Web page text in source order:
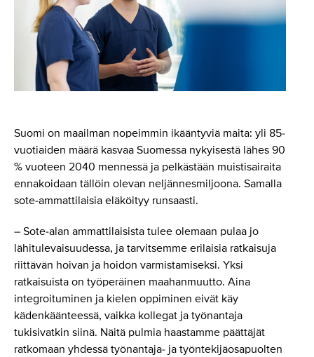
Suomi on maailman nopeimmin ikääntyviä maita: yli 85-
vuotiaiden määrä kasvaa Suomessa nykyisestä lähes 90
% vuoteen 2040 mennessä ja pelkästään muistisairaita
ennakoidaan tällöin olevan neljännesmiljoona. Samalla
sote-ammattilaisia eläköityy runsaasti.
– Sote-alan ammattilaisista tulee olemaan pulaa jo
lähitulevaisuudessa, ja tarvitsemme erilaisia ratkaisuja
riittävän hoivan ja hoidon varmistamiseksi. Yksi
ratkaisuista on työperäinen maahanmuutto. Aina
integroituminen ja kielen oppiminen eivät käy
kädenkäänteessä, vaikka kollegat ja työnantaja
tukisivatkin siinä. Näitä pulmia haastamme päättäjät
ratkomaan yhdessä työnantaja- ja työntekijäosapuolten